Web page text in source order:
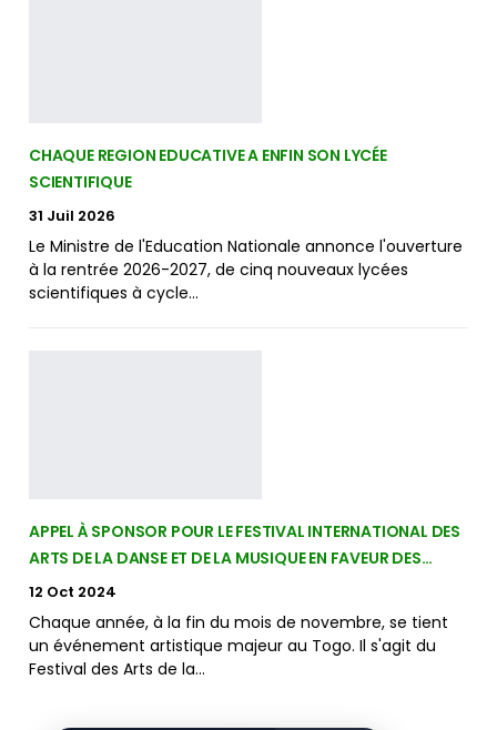
CHAQUE REGION EDUCATIVE A ENFIN SON LYCÉE
SCIENTIFIQUE
31 Juil 2026
Le Ministre de l'Education Nationale annonce l'ouverture
à la rentrée 2026-2027, de cinq nouveaux lycées
scientifiques à cycle…
APPEL À SPONSOR POUR LE FESTIVAL INTERNATIONAL DES
ARTS DE LA DANSE ET DE LA MUSIQUE EN FAVEUR DES…
12 Oct 2024
Chaque année, à la fin du mois de novembre, se tient
un événement artistique majeur au Togo. Il s'agit du
Festival des Arts de la…